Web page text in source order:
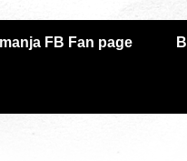
FB Fan page